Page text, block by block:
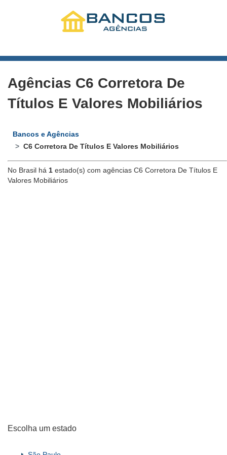
Agências C6 Corretora De
Títulos E Valores Mobiliários
Bancos e Agências
C6 Corretora De Títulos E Valores Mobiliários
No Brasil há 1 estado(s) com agências C6 Corretora De Títulos E
Valores Mobiliários
Escolha um estado